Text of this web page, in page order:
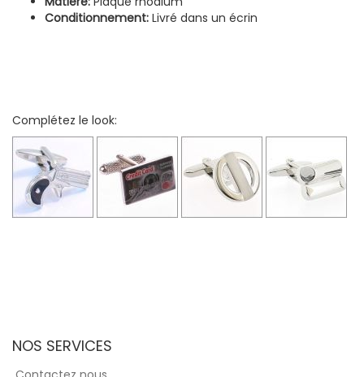
Conditionnement: Livré dans un écrin
Complétez le look:
NOS SERVICES